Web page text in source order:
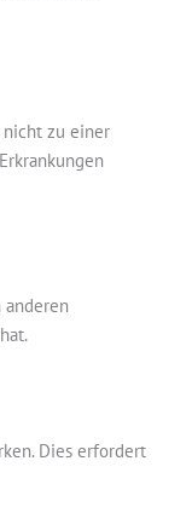
nicht zu einer
Dies erfordert